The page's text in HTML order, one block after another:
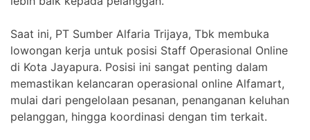
Saat ini, PT Sumber Alfaria Trijaya, Tbk membuka
lowongan kerja untuk posisi Staff Operasional Online
di Kota Jayapura. Posisi ini sangat penting dalam
memastikan kelancaran operasional online Alfamart,
mulai dari pengelolaan pesanan, penanganan keluhan
pelanggan, hingga koordinasi dengan tim terkait.